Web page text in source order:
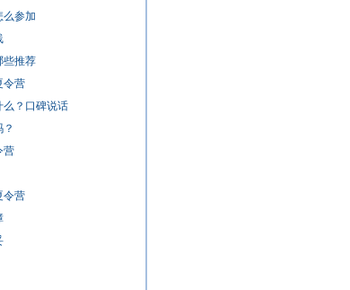
么参加
些推荐
令营
么？口碑说话
营
令营